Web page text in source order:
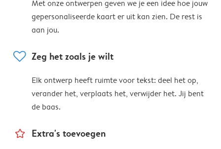
Met onze ontwerpen geven we je een idee hoe jouw
gepersonaliseerde kaart er uit kan zien. De rest is
aan jou.
heart Zeg het zoals je wilt
Elk ontwerp heeft ruimte voor tekst: deel het op,
verander het, verplaats het, verwijder het. Jij bent
de baas.
star_outline Extra's toevoegen